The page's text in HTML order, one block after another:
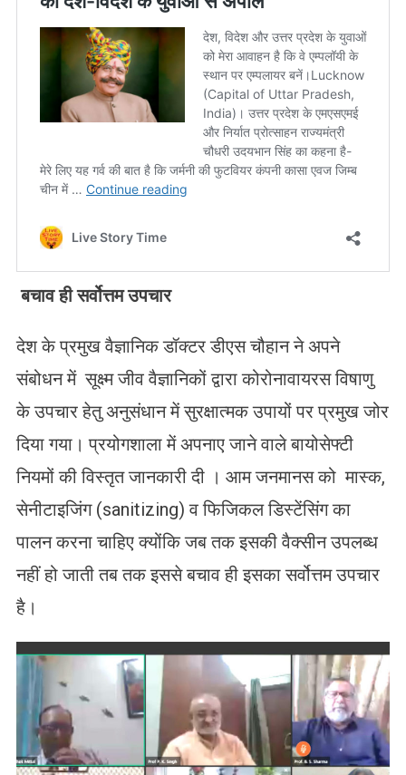
बचाव ही सर्वोत्तम उपचार
देश के प्रमुख वैज्ञानिक डॉक्टर डीएस चौहान ने अपने
संबोधन में सूक्ष्म जीव वैज्ञानिकों द्वारा कोरोनावायरस विषाणु
के उपचार हेतु अनुसंधान में सुरक्षात्मक उपायों पर प्रमुख जोर
दिया गया। प्रयोगशाला में अपनाए जाने वाले बायोसेफ्टी
नियमों की विस्तृत जानकारी दी । आम जनमानस को मास्क,
सेनीटाइजिंग (sanitizing) व फिजिकल डिस्टेंसिंग का
पालन करना चाहिए क्योंकि जब तक इसकी वैक्सीन उपलब्ध
नहीं हो जाती तब तक इससे बचाव ही इसका सर्वोत्तम उपचार
है।